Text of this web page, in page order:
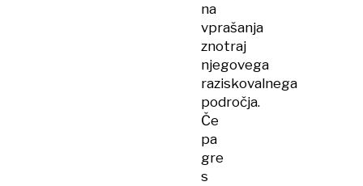
na
vprašanja
znotraj
njegovega
raziskovalnega
področja.
Če
pa
gre
s